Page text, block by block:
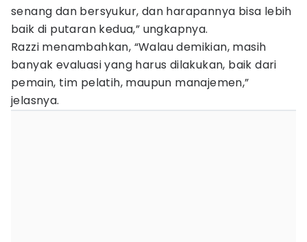
senang dan bersyukur, dan harapannya bisa lebih
baik di putaran kedua,” ungkapnya.
Razzi menambahkan, “Walau demikian, masih
banyak evaluasi yang harus dilakukan, baik dari
pemain, tim pelatih, maupun manajemen,”
jelasnya.